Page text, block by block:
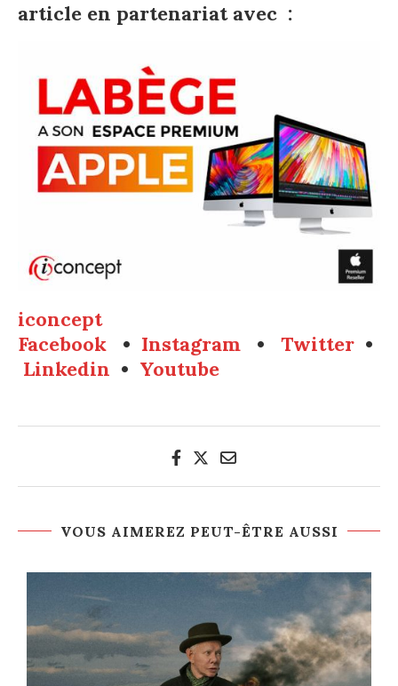
article en partenariat avec :
iconcept
Facebook • Instagram • Twitter •
Linkedin • Youtube
VOUS AIMEREZ PEUT-ÊTRE AUSSI